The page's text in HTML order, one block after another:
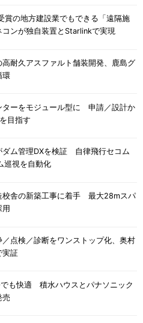
賞の地方建設業でもできる「遠隔施
ンが独自装置とStarlinkで実現
耐久アスファルト舗装開発、鹿島グ
環
ターをモジュール型に 申請／設計か
目指す
ダム管理DXを検証 自律飛行セコム
巡視を自動化
校舎の新築工事に着手 最大28mスパ
用
点検／診断をワンストップ化、奥村
実証
でも快適 積水ハウスとパナソニック
売